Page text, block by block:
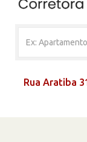
Rua Aratiba